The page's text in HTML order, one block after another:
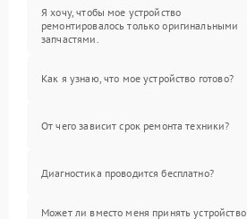
Я хочу, чтобы мое устройство
ремонтировалось только оригинальными
запчастями.
Как я узнаю, что мое устройство готово?
От чего зависит срок ремонта техники?
Диагностика проводится бесплатно?
Может ли вместо меня принять устройство